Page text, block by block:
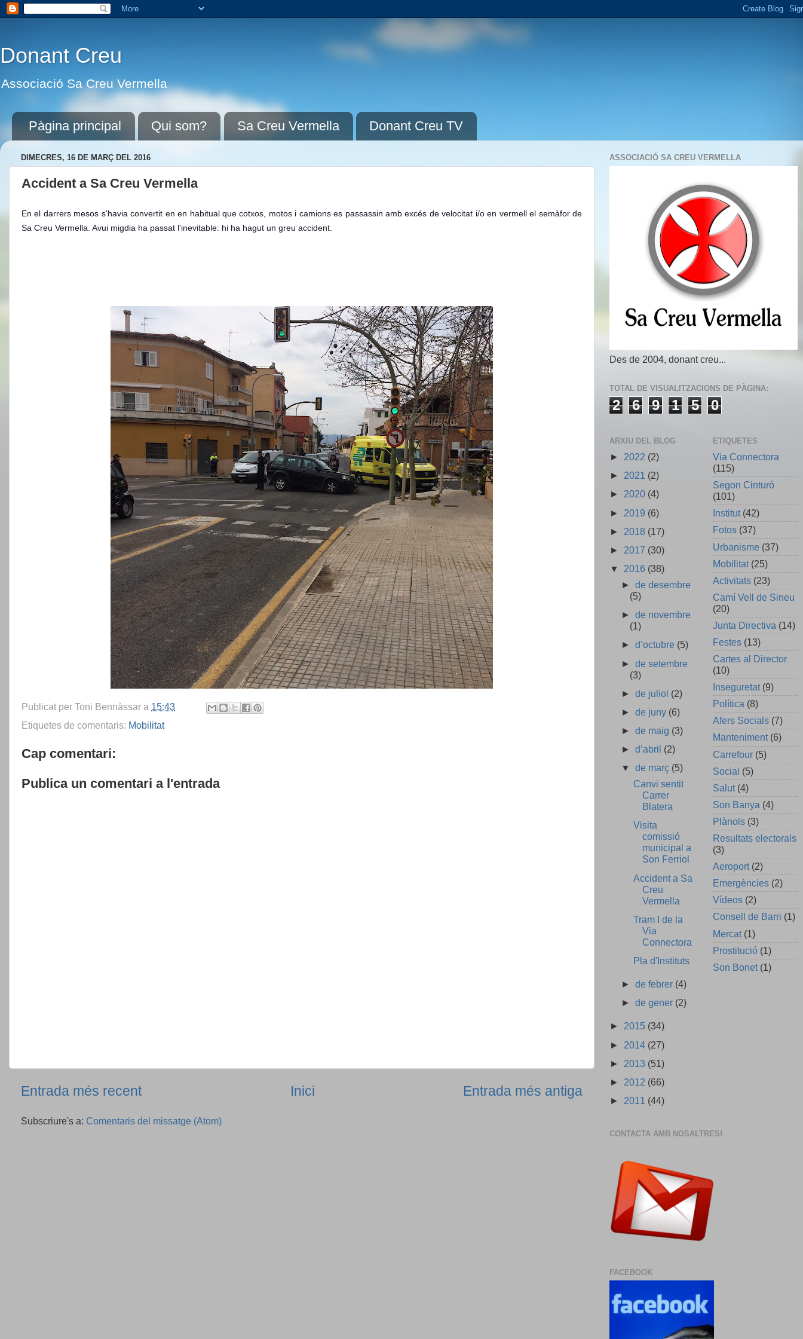
Donant Creu
Associació Sa Creu Vermella
Pàgina principal Qui som? Sa Creu Vermella Donant Creu TV
DIMECRES, 16 DE MARÇ DEL 2016
Accident a Sa Creu Vermella
En el darrers mesos s'havia convertit en en habitual que cotxos, motos i camions es passassin amb excés de velocitat i/o en vermell el semàfor de
Sa Creu Vermella. Avui migdia ha passat l'inevitable: hi ha hagut un greu accident.
Publicat per Toni Bennàssar a 15:43
Etiquetes de comentaris: Mobilitat
Cap comentari:
Publica un comentari a l'entrada
Entrada més recent Entrada més antiga
Inici
Subscriure's a: Comentaris del missatge (Atom)
ASSOCIACIÓ SA CREU VERMELLA
Des de 2004, donant creu...
TOTAL DE VISUALITZACIONS DE PÀGINA:
2 6 9 1 5 0
ARXIU DEL BLOG
► 2022 (2)
► 2021 (2)
► 2020 (4)
► 2019 (6)
► 2018 (17)
► 2017 (30)
▼ 2016 (38)
►de desembre
(5)
►de novembre
(1)
►d’octubre (5)
►de setembre
(3)
►de juliol (2)
►de juny (6)
►de maig (3)
►d’abril (2)
▼de març (5)
Canvi sentit
Carrer
Blatera
Visita
comissió
municipal a
Son Ferriol
Accident a Sa
Creu
Vermella
Tram I de la
Via
Connectora
Pla d'Instituts
►de febrer (4)
►de gener (2)
► 2015 (34)
► 2014 (27)
► 2013 (51)
► 2012 (66)
► 2011 (44)
ETIQUETES
Via Connectora
(115)
Segon Cinturó
(101)
Institut (42)
Fotos (37)
Urbanisme (37)
Mobilitat (25)
Activitats (23)
Camí Vell de Sineu
(20)
Junta Directiva (14)
Festes (13)
Cartes al Director
(10)
Inseguretat (9)
Política (8)
Afers Socials (7)
Manteniment (6)
Carrefour (5)
Social (5)
Salut (4)
Son Banya (4)
Plànols (3)
Resultats electorals
(3)
Aeroport (2)
Emergències (2)
Vídeos (2)
Consell de Barri (1)
Mercat (1)
Prostitució (1)
Son Bonet (1)
CONTACTA AMB NOSALTRES!
FACEBOOK